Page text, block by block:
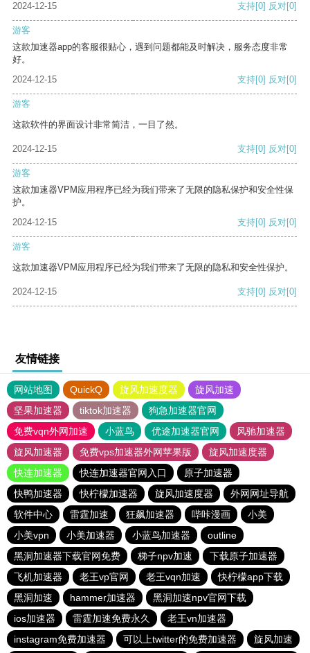
2024-12-15
支持[0] 反对[0]
游客
这款加速器app的客服很贴心，遇到问题都能及时解决，服务态度非常
好。
2024-12-15
支持[0] 反对[0]
游客
这款软件的界面设计非常简洁，一目了然。
2024-12-15 支持[0] 反对[0]
游客
这款加速器VPM应用程序已经为我们带来了无限的隐私保护和安全性保
护。
2024-12-15
支持[0] 反对[0]
游客
这款加速器VPM应用程序已经为我们带来了无限的隐私和安全性保护。
2024-12-15 支持[0] 反对[0]
友情链接
网站地图 QuickQ 旋风加速度器
旋风加速
坚果加速器
tiktok加速器
狗急加速器官网
免费vqn外网加速
小蓝鸟 优途加速器官网
风驰加速器
旋风加速器
免费vps加速器外网苹果版
旋风加速度器
快连加速器
快连加速器官网入口
原子加速器
快鸭加速器
快柠檬加速器 旋风加速度器
外网网址导航
软件中心
雷霆加速 狂飙加速器 哔咔漫画
小美
小美vpn
小美加速器 小蓝鸟加速器
outline
黑洞加速器下载官网免费
梯子npv加速
下载原子加速器
飞机加速器
老王vp官网 老王vqn加速
快柠檬app下载
黑洞加速
hammer加速器
黑洞加速npv官网下载
ios加速器
雷霆加速免费永久
老王vn加速器
instagram免费加速器
可以上twitter的免费加速器 旋风加速